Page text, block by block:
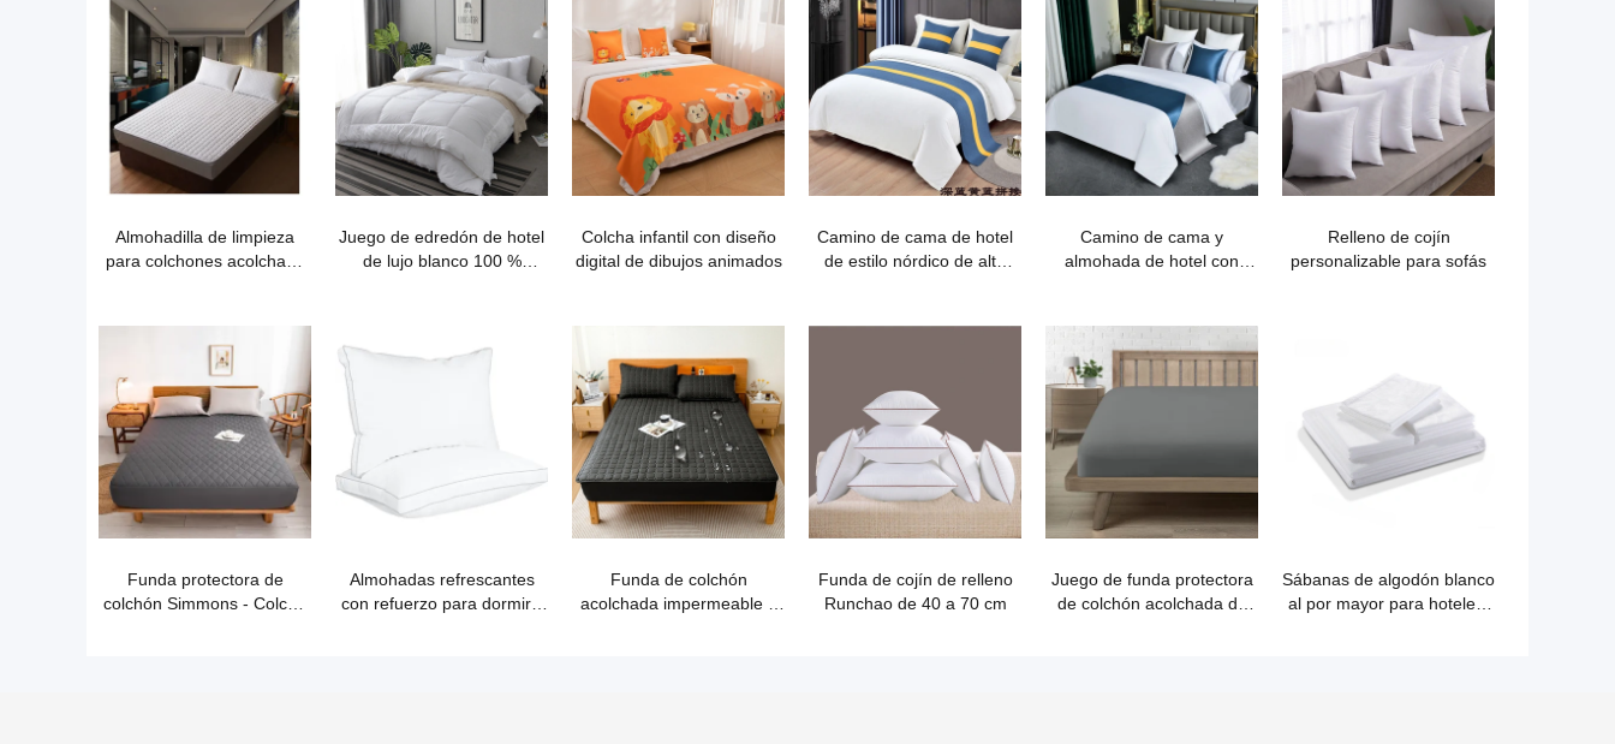
Almohadilla de limpieza
para colchones acolchada
Juego de edredón de hotel
de lujo blanco 100 %
Colcha infantil con diseño
digital de dibujos animados
Camino de cama de hotel
de estilo nórdico de alta
Camino de cama y
almohada de hotel con
modernos
Relleno de cojín
personalizable para sofás
Funda protectora de
colchón Simmons - Colcha
Almohadas refrescantes
con refuerzo para dormir -
Funda de colchón
acolchada impermeable e
Funda de cojín de relleno
Runchao de 40 a 70 cm
Juego de funda protectora
de colchón acolchada de
Sábanas de algodón blanco
al por mayor para hoteles,